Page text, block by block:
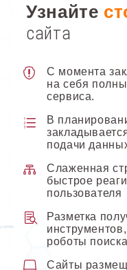
Узнайте
сайта
С момента
на себя
сервиса.
В
подачи
Слаженная
быстрое
пользователя
Разметка
роботы поиска
Сайты